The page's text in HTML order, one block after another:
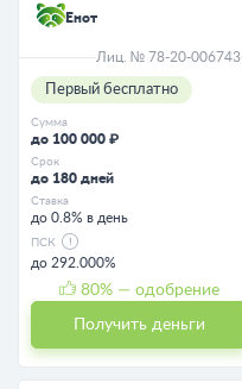
Енот
Лиц. № 78-20-006743
Первый бесплатно
Сумма
до 100 000 ₽
Срок
до 180 дней
Ставка
до 0.8% в день
ПСК
до 292.000%
80% — одобрение
Получить деньги